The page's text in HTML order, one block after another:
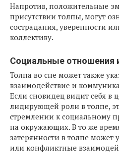
Напротив, положительные
присутствии толпы, могут
сострадания, уверенности
коллективу.
Социальные отношения
Толпа во сне может также
взаимодействие и
Если сновидец видит себя в
лидирующей роли в толпе,
стремлении к социальному
на окружающих. В то же
затерянности в толпе может
или конфликтные